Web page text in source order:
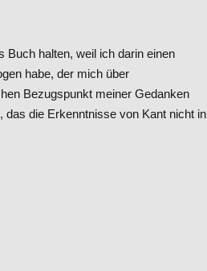
Buch halten, weil ich darin einen
habe, der mich über
Bezugspunkt meiner Gedanken
die Erkenntnisse von Kant nicht in